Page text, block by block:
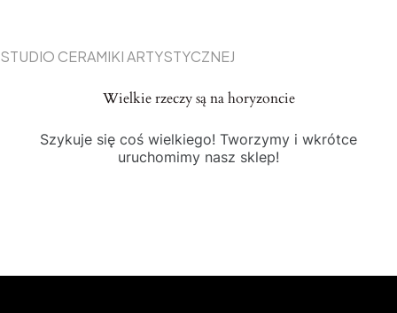
STUDIO CERAMIKI ARTYSTYCZNEJ
Wielkie rzeczy są na horyzoncie
Szykuje się coś wielkiego! Tworzymy i wkrótce
uruchomimy nasz sklep!